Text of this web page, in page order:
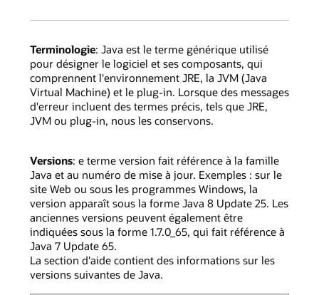
Terminologie: Java est le terme générique utilisé
pour désigner le logiciel et ses composants, qui
comprennent l'environnement JRE, la JVM (Java
Virtual Machine) et le plug-in. Lorsque des messages
d'erreur incluent des termes précis, tels que JRE,
JVM ou plug-in, nous les conservons.
Versions: e terme version fait référence à la famille
Java et au numéro de mise à jour. Exemples : sur le
site Web ou sous les programmes Windows, la
version apparaît sous la forme Java 8 Update 25. Les
anciennes versions peuvent également être
indiquées sous la forme 1.7.0_65, qui fait référence à
Java 7 Update 65.
La section d'aide contient des informations sur les
versions suivantes de Java.